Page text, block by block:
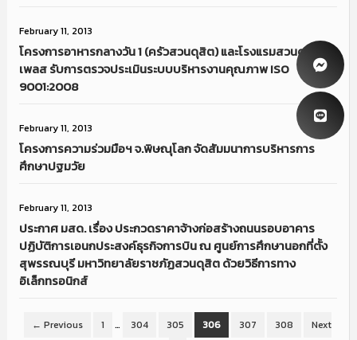
February 11, 2013
โครงการอาหารกลางวัน 1 (ครัวสวนดุสิต) และโรงแรมสวนดุสิต
เพลส รับการตรวจประเมินระบบบริหารงานคุณภาพ ISO
9001:2008
February 11, 2013
โครงการความร่วมมือฯ จ.พิษณุโลก จัดสัมมนาการบริหารการ
ศึกษาปฐมวัย
February 11, 2013
ประกาศ มสด. เรื่อง ประกวดราคาจ้างก่อสร้างถนนรอบอาคาร
ปฏิบัติการเอนกประสงค์ธุรกิจการบิน ณ ศูนย์การศึกษานอกที่ตั้ง
สุพรรณบุรี มหาวิทยาลัยราชภัฏสวนดุสิต ด้วยวิธีการทาง
อิเล็กทรอนิกส์
← Previous 1 … 304 305 306 307 308
Next